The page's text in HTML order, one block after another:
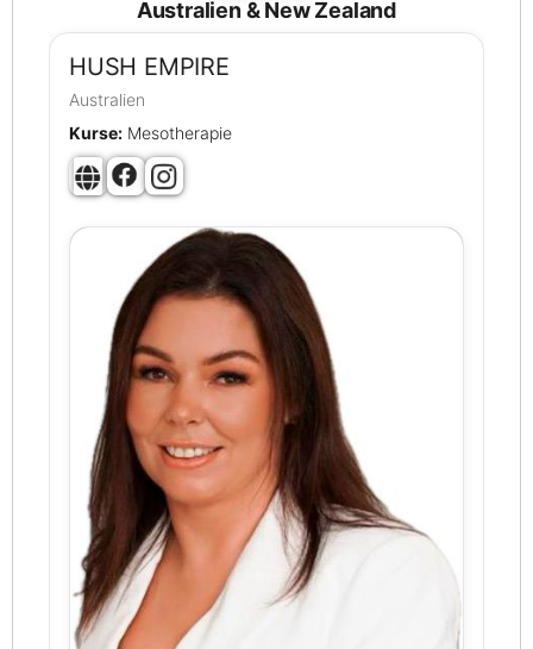
Australien & New Zealand
HUSH EMPIRE
Australien
Kurse: Mesotherapie